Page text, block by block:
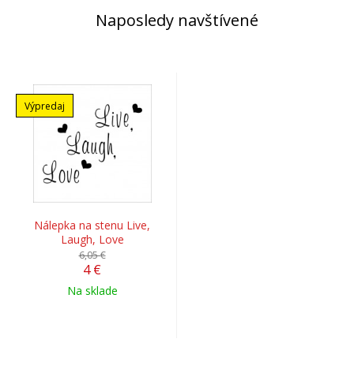
Naposledy navštívené
Výpredaj
Nálepka na stenu Live,
Laugh, Love
6,05 €
4 €
Na sklade